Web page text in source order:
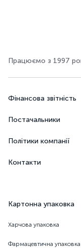
Працюємо з 1997
Фінансова звітність
Постачальники
Політики компанії
Контакти
Картонна упаковка
Харчова упаковка
Фармацевтична упаковка